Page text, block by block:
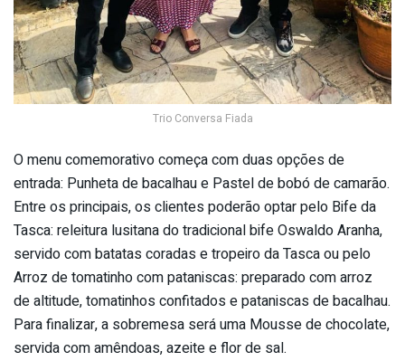
Trio Conversa Fiada
O menu comemorativo começa com duas opções de
entrada: Punheta de bacalhau e Pastel de bobó de camarão.
Entre os principais, os clientes poderão optar pelo Bife da
Tasca: releitura lusitana do tradicional bife Oswaldo Aranha,
servido com batatas coradas e tropeiro da Tasca ou pelo
Arroz de tomatinho com pataniscas: preparado com arroz
de altitude, tomatinhos confitados e pataniscas de bacalhau.
Para finalizar, a sobremesa será uma Mousse de chocolate,
servida com amêndoas, azeite e flor de sal.